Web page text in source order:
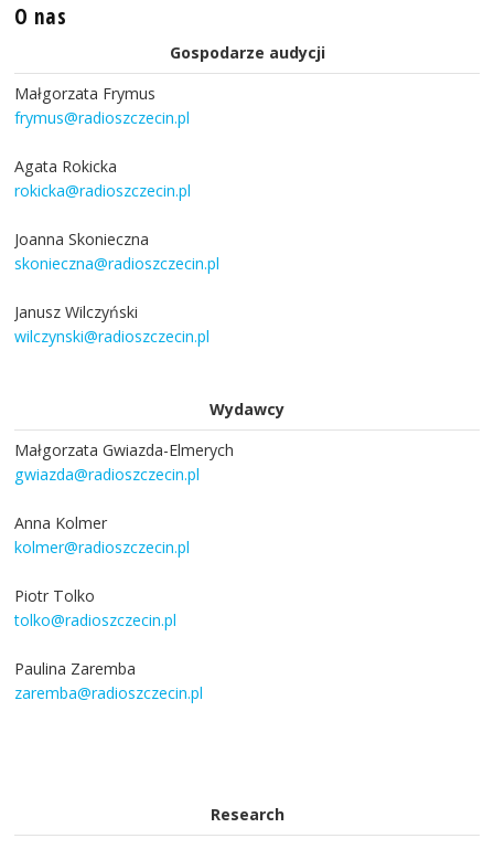
O nas
Gospodarze audycji
Małgorzata Frymus
frymus@radioszczecin.pl
Agata Rokicka
rokicka@radioszczecin.pl
Joanna Skonieczna
skonieczna@radioszczecin.pl
Janusz Wilczyński
wilczynski@radioszczecin.pl
Wydawcy
Małgorzata Gwiazda-Elmerych
gwiazda@radioszczecin.pl
Anna Kolmer
kolmer@radioszczecin.pl
Piotr Tolko
tolko@radioszczecin.pl
Paulina Zaremba
zaremba@radioszczecin.pl
Research